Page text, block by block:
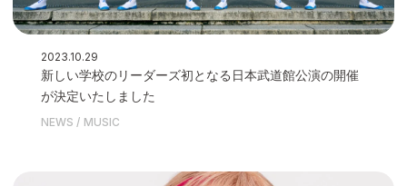
2023.10.29
新しい学校のリーダーズ初となる日本武道館公演の開催
が決定いたしました
NEWS MUSIC